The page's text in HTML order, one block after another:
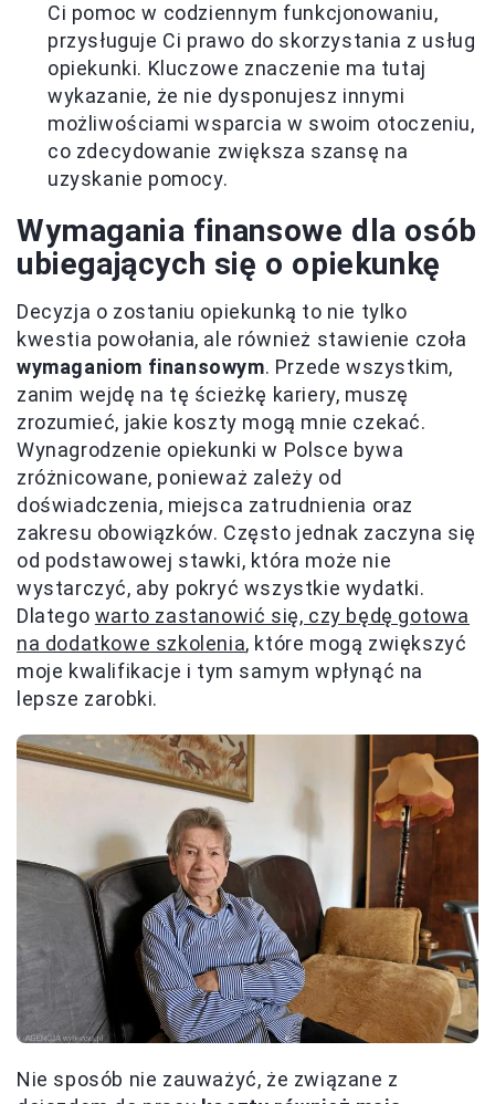
Ci pomoc w codziennym funkcjonowaniu,
przysługuje Ci prawo do skorzystania z usług
opiekunki. Kluczowe znaczenie ma tutaj
wykazanie, że nie dysponujesz innymi
możliwościami wsparcia w swoim otoczeniu,
co zdecydowanie zwiększa szansę na
uzyskanie pomocy.
Wymagania finansowe dla osób
ubiegających się o opiekunkę
Decyzja o zostaniu opiekunką to nie tylko
kwestia powołania, ale również stawienie czoła
wymaganiom finansowym. Przede wszystkim,
zanim wejdę na tę ścieżkę kariery, muszę
zrozumieć, jakie koszty mogą mnie czekać.
Wynagrodzenie opiekunki w Polsce bywa
zróżnicowane, ponieważ zależy od
doświadczenia, miejsca zatrudnienia oraz
zakresu obowiązków. Często jednak zaczyna się
od podstawowej stawki, która może nie
wystarczyć, aby pokryć wszystkie wydatki.
Dlatego warto zastanowić się, czy będę gotowa
na dodatkowe szkolenia, które mogą zwiększyć
moje kwalifikacje i tym samym wpłynąć na
lepsze zarobki.
Nie sposób nie zauważyć, że związane z